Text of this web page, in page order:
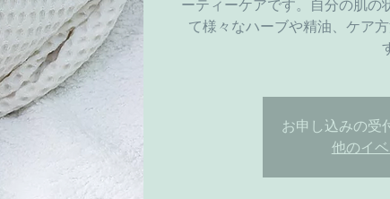
ーティーケアです。自分の肌の
て様々なハーブや精油、ケア
お申し込みの受
他のイ